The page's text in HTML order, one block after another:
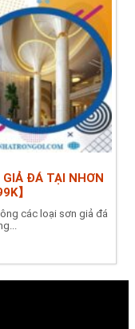
ĐÁ TẠI NHƠN
】
các loại sơn giả đá